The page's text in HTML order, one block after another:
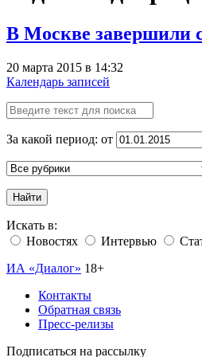
В Москве завершили
20 марта 2015 в 14:32
Календарь записей
За какой период: от
Найти
Искать в:
Новостях
Интервью
ИА «Диалог» 18+
Контакты
Обратная связь
Пресс-релизы
Подписаться на рассылку